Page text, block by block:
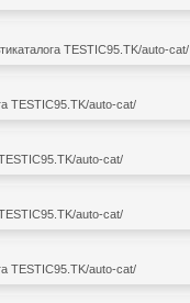
TESTIC95.TK/auto-cat/
TESTIC95.TK/auto-cat/
auto-cat/
auto-cat/
TESTIC95.TK/auto-cat/